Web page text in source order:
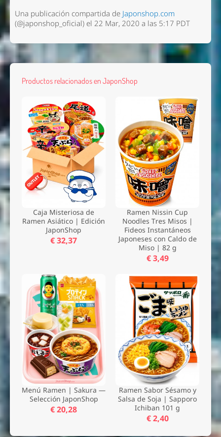
Una publicación compartida de Japonshop.com
(@japonshop_oficial) el 22 Mar, 2020 a las 5:17 PDT
Productos relacionados en JaponShop
Caja Misteriosa de
Ramen Asiático | Edición
JaponShop
€ 32,37
Ramen Nissin Cup
Noodles Tres Misos |
Fideos Instantáneos
Japoneses con Caldo de
Miso | 82 g
€ 3,49
Menú Ramen | Sakura —
Selección JaponShop
€ 20,28
Ramen Sabor Sésamo y
Salsa de Soja | Sapporo
Ichiban 101 g
€ 2,40